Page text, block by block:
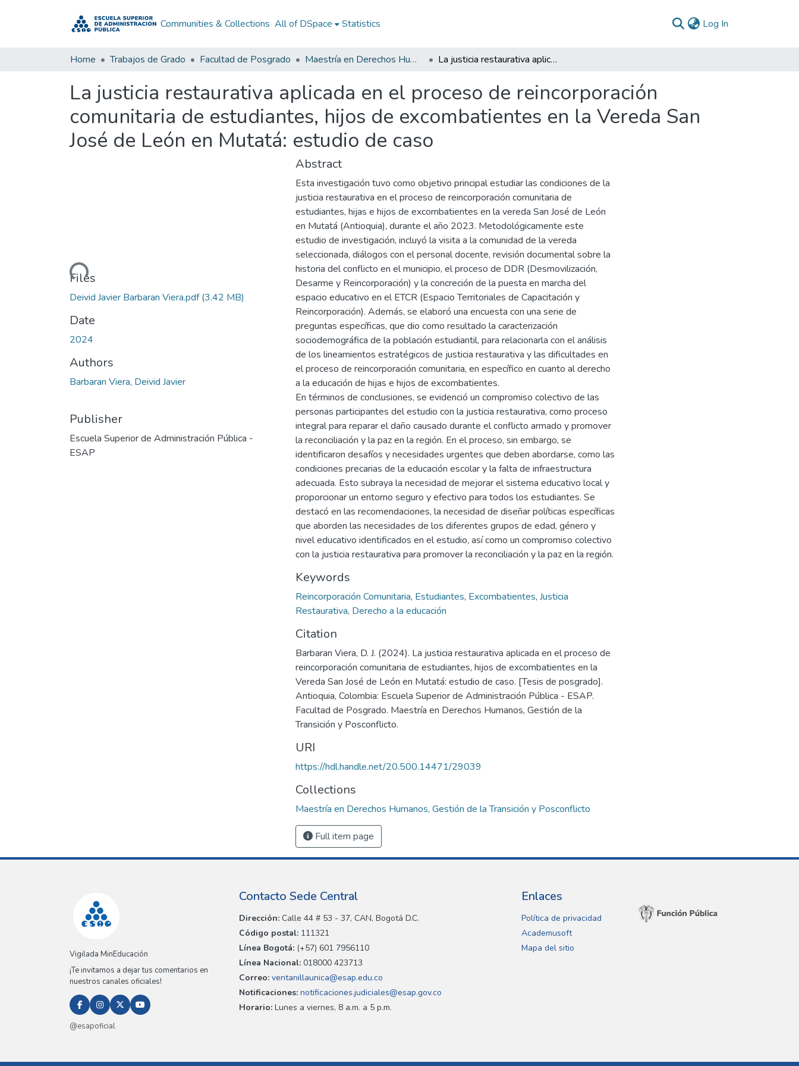
Communities & Collections All of DSpace Statistics Log In
Home Trabajos de Grado Facultad de Posgrado Maestría en Derechos Humanos, Gestión de la Transición y Posconflicto La justicia restaurativa aplicada en el proceso de reincorporación comunitaria de estudiantes, hijos de excombatientes en la Vereda San José de León en Mutatá: estudio de caso
La justicia restaurativa aplicada en el proceso de reincorporación
comunitaria de estudiantes, hijos de excombatientes en la Vereda San
José de León en Mutatá: estudio de caso
Loading...
Files
Deivid Javier Barbaran Viera.pdf(3.42 MB)
Date
2024
Authors
Barbaran Viera, Deivid Javier
Publisher
Escuela Superior de Administración Pública -
ESAP
Abstract
Esta investigación tuvo como objetivo principal estudiar las condiciones de la
justicia restaurativa en el proceso de reincorporación comunitaria de
estudiantes, hijas e hijos de excombatientes en la vereda San José de León
en Mutatá (Antioquia), durante el año 2023. Metodológicamente este
estudio de investigación, incluyó la visita a la comunidad de la vereda
seleccionada, diálogos con el personal docente, revisión documental sobre la
historia del conflicto en el municipio, el proceso de DDR (Desmovilización,
Desarme y Reincorporación) y la concreción de la puesta en marcha del
espacio educativo en el ETCR (Espacio Territoriales de Capacitación y
Reincorporación). Además, se elaboró una encuesta con una serie de
preguntas específicas, que dio como resultado la caracterización
sociodemográfica de la población estudiantil, para relacionarla con el análisis
de los lineamientos estratégicos de justicia restaurativa y las dificultades en
el proceso de reincorporación comunitaria, en específico en cuanto al derecho
a la educación de hijas e hijos de excombatientes.
En términos de conclusiones, se evidenció un compromiso colectivo de las
personas participantes del estudio con la justicia restaurativa, como proceso
integral para reparar el daño causado durante el conflicto armado y promover
la reconciliación y la paz en la región. En el proceso, sin embargo, se
identificaron desafíos y necesidades urgentes que deben abordarse, como las
condiciones precarias de la educación escolar y la falta de infraestructura
adecuada. Esto subraya la necesidad de mejorar el sistema educativo local y
proporcionar un entorno seguro y efectivo para todos los estudiantes. Se
destacó en las recomendaciones, la necesidad de diseñar políticas específicas
que aborden las necesidades de los diferentes grupos de edad, género y
nivel educativo identificados en el estudio, así como un compromiso colectivo
con la justicia restaurativa para promover la reconciliación y la paz en la región.
Keywords
Reincorporación Comunitaria, Estudiantes, Excombatientes, Justicia
Restaurativa, Derecho a la educación
Citation
Barbaran Viera, D. J. (2024). La justicia restaurativa aplicada en el proceso de
reincorporación comunitaria de estudiantes, hijos de excombatientes en la
Vereda San José de León en Mutatá: estudio de caso. [Tesis de posgrado].
Antioquia, Colombia: Escuela Superior de Administración Pública - ESAP.
Facultad de Posgrado. Maestría en Derechos Humanos, Gestión de la
Transición y Posconflicto.
URI
https://hdl.handle.net/20.500.14471/29039
Collections
Maestría en Derechos Humanos, Gestión de la Transición y Posconflicto
Full item page
Vigilada MinEducación
¡Te invitamos a dejar tus comentarios en
nuestros canales oficiales!
@esapoficial
Contacto Sede Central
Dirección: Calle 44 # 53 - 37, CAN, Bogotá D.C.
Código postal: 111321
Línea Bogotá: (+57) 601 7956110
Línea Nacional: 018000 423713
Correo: ventanillaunica@esap.edu.co
Notificaciones: notificaciones.judiciales@esap.gov.co
Horario: Lunes a viernes, 8 a.m. a 5 p.m.
Enlaces
Política de privacidad
Academusoft
Mapa del sitio